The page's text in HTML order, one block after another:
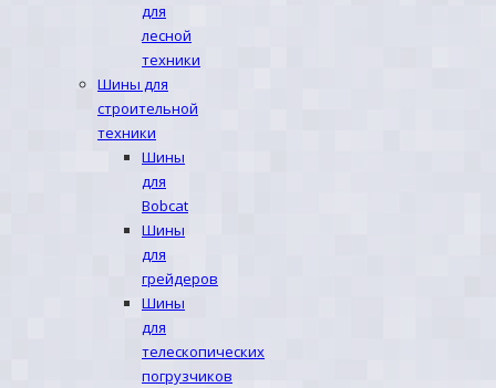
для
лесной
техники
Шины для
строительной
техники
Шины
для
Bobcat
Шины
для
грейдеров
Шины
для
телескопических
погрузчиков